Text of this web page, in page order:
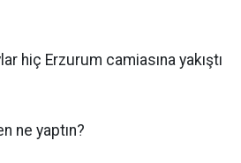
hiç Erzurum camiasına yakıştı
ne yaptın?